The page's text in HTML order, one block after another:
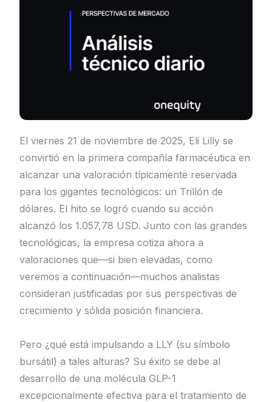
El viernes 21 de noviembre de 2025, Eli Lilly se
convirtió en la primera compañía farmacéutica en
alcanzar una valoración típicamente reservada
para los gigantes tecnológicos: un Trillón de
dólares. El hito se logró cuando su acción
alcanzó los 1.057,78 USD. Junto con las grandes
tecnológicas, la empresa cotiza ahora a
valoraciones que—si bien elevadas, como
veremos a continuación—muchos analistas
consideran justificadas por sus perspectivas de
crecimiento y sólida posición financiera.
Pero ¿qué está impulsando a LLY (su símbolo
bursátil) a tales alturas? Su éxito se debe al
desarrollo de una molécula GLP-1
excepcionalmente efectiva para el tratamiento de